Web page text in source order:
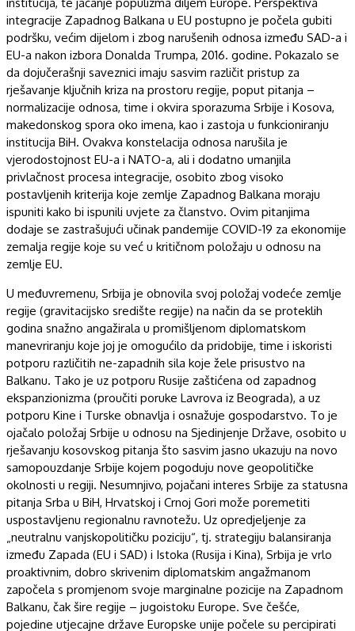
integracije Zapadnog Balkana u EU postupno je počela gubiti
podršku, većim dijelom i zbog narušenih odnosa između SAD-a i
EU-a nakon izbora Donalda Trumpa, 2016. godine. Pokazalo se
da dojučerašnji saveznici imaju sasvim različit pristup za
rješavanje ključnih kriza na prostoru regije, poput pitanja –
normalizacije odnosa, time i okvira sporazuma Srbije i Kosova,
makedonskog spora oko imena, kao i zastoja u funkcioniranju
institucija BiH. Ovakva konstelacija odnosa narušila je
vjerodostojnost EU-a i NATO-a, ali i dodatno umanjila
privlačnost procesa integracije, osobito zbog visoko
postavljenih kriterija koje zemlje Zapadnog Balkana moraju
ispuniti kako bi ispunili uvjete za članstvo. Ovim pitanjima
dodaje se zastrašujući učinak pandemije COVID-19 za ekonomije
zemalja regije koje su već u kritičnom položaju u odnosu na
zemlje EU.
U međuvremenu, Srbija je obnovila svoj položaj vodeće zemlje
regije (gravitacijsko središte regije) na način da se proteklih
godina snažno angažirala u promišljenom diplomatskom
manevriranju koje joj je omogućilo da pridobije, time i iskoristi
potporu različitih ne-zapadnih sila koje žele prisustvo na
Balkanu. Tako je uz potporu Rusije zaštićena od zapadnog
ekspanzionizma (proučiti poruke Lavrova iz Beograda), a uz
potporu Kine i Turske obnavlja i osnažuje gospodarstvo. To je
ojačalo položaj Srbije u odnosu na Sjedinjenje Države, osobito u
rješavanju kosovskog pitanja što sasvim jasno ukazuju na novo
samopouzdanje Srbije kojem pogoduju nove geopolitičke
okolnosti u regiji. Nesumnjivo, pojačani interes Srbije za statusna
pitanja Srba u BiH, Hrvatskoj i Crnoj Gori može poremetiti
uspostavljenu regionalnu ravnotežu. Uz opredjeljenje za
„neutralnu vanjskopolitičku poziciju“, tj. strategiju balansiranja
između Zapada (EU i SAD) i Istoka (Rusija i Kina), Srbija je vrlo
proaktivnim, dobro skrivenim diplomatskim angažmanom
započela s promjenom svoje marginalne pozicije na Zapadnom
Balkanu, čak šire regije – jugoistoku Europe. Sve češće,
pojedine utjecajne države Europske unije počele su percipirati